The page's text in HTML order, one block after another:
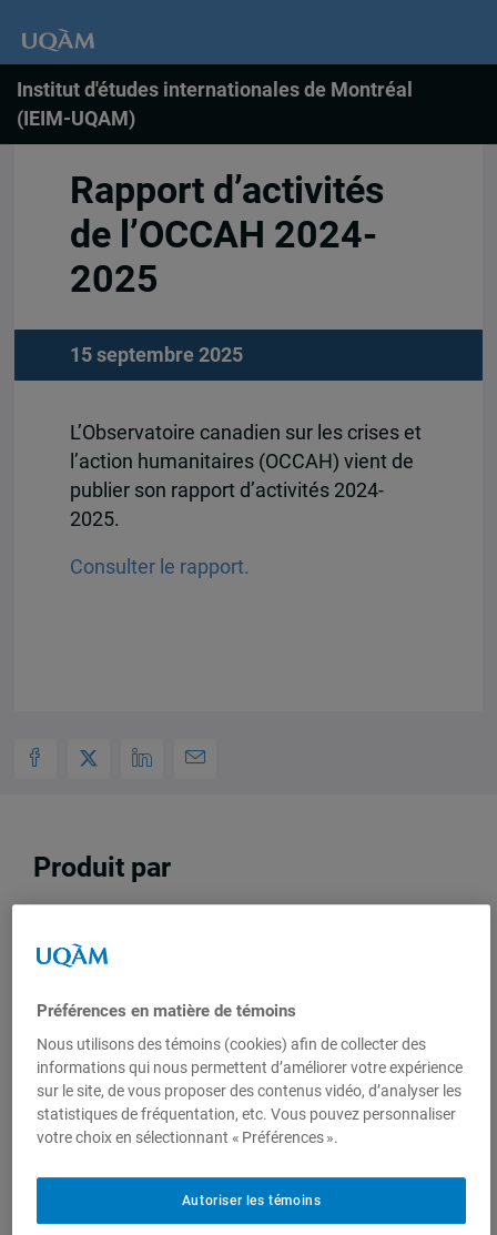
Institut d'études internationales de Montréal
(IEIM-UQAM)
Rapport d’activités
de l’OCCAH 2024-
2025
15 septembre 2025
L’Observatoire canadien sur les crises et
l’action humanitaires (OCCAH) vient de
publier son rapport d’activités 2024-
2025.
Consulter le rapport.
Produit par
l'action
humanitaires
(OCCAH)
Sur le même sujet
Préférences en matière de témoins
Nous utilisons des témoins (cookies) afin de collecter des
informations qui nous permettent d’améliorer votre expérience
sur le site, de vous proposer des contenus vidéo, d’analyser les
statistiques de fréquentation, etc. Vous pouvez personnaliser
votre choix en sélectionnant « Préférences ».
Autoriser les témoins